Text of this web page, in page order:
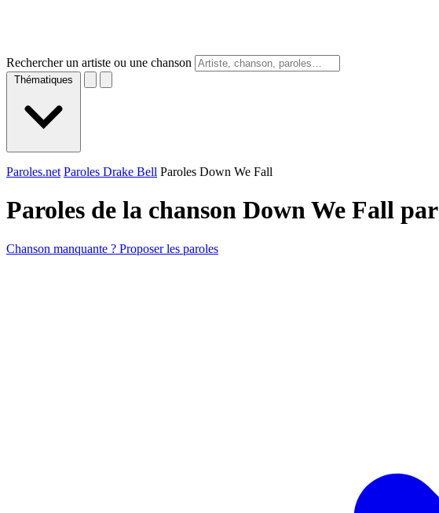
Rechercher un artiste ou une chanson
Thématiques
Paroles.net Paroles Drake Bell Paroles Down We Fall
Paroles de la chanson Down We Fall par
Chanson manquante ? Proposer les paroles